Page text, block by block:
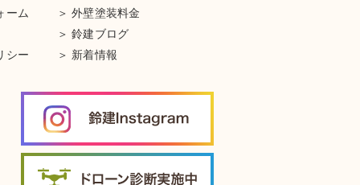
ーム
外壁塗装料金
鈴建ブログ
シー
新着情報